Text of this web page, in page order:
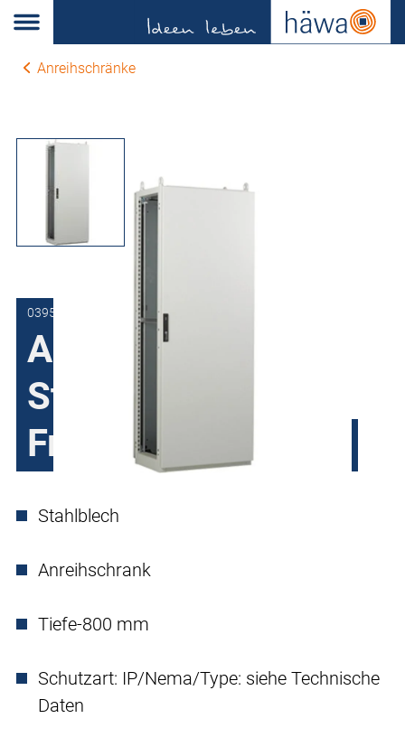
Anreihschränke
0395-6020-82-07
Anreihschrank
Stahlblech H395,
Front- und Rücktür
Stahlblech
Anreihschrank
Tiefe-800 mm
Schutzart: IP/Nema/Type: siehe Technische
Daten